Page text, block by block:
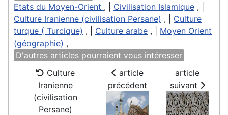
Etats du Moyen-Orient , | Civilisation Islamique , |
Culture Iranienne (civilisation Persane) , | Culture
turque ( Turcique) , | Culture arabe , | Moyen Orient
(géographie) ,
D'autres articles pourraient vous intéresser
Culture
Iranienne
(civilisation
Persane)
article
précédent
article
suivant